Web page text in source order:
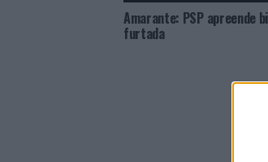
Amarante: PSP apreende
furtada